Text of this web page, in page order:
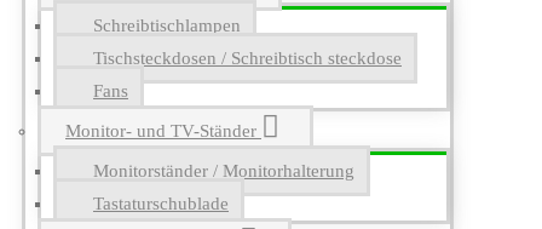
Schreibtischlampen
Tischsteckdosen / Schreibtisch steckdose
Fans
Monitor- und TV-Ständer
Monitorständer / Monitorhalterung
Tastaturschublade